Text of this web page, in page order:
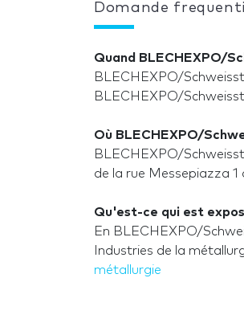
Domande frequenti
Quand BLECHEXPO/
BLECHEXPO/
BLECHEXPO/
Où BLECHEXPO/
BLECHEXPO/
de la rue Messepiazza 1
Qu'est-ce qui est
En BLECHEXPO/
Industries de la
métallurgie